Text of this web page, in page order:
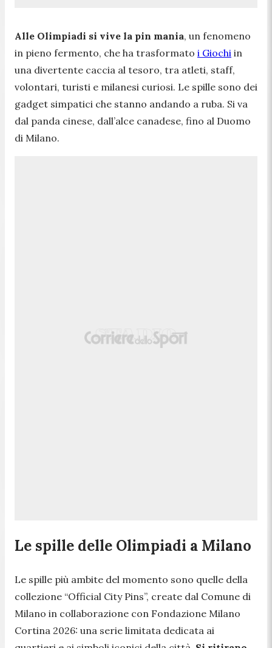
Alle Olimpiadi si vive la pin mania, un fenomeno
in pieno fermento, che ha trasformato i Giochi in
una divertente caccia al tesoro, tra atleti, staff,
volontari, turisti e milanesi curiosi. Le spille sono dei
gadget simpatici che stanno andando a ruba. Si va
dal panda cinese, dall’alce canadese, fino al Duomo
di Milano.
Le spille delle Olimpiadi a Milano
Le spille più ambite del momento sono quelle della
collezione “Official City Pins”, create dal Comune di
Milano in collaborazione con Fondazione Milano
Cortina 2026: una serie limitata dedicata ai